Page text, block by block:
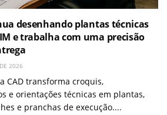
desenhando plantas técnicas
e trabalha com uma precisão
2026
CAD transforma croquis,
e orientações técnicas em plantas,
e pranchas de execução....